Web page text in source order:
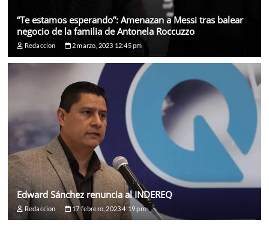
“Te estamos esperando”: Amenazan a Messi tras balear
negocio de la familia de Antonela Roccuzzo
Redaccion 2 marzo, 2023 12:45 pm
Edward Sánchez renuncia al INDEREQ
Redaccion 17 febrero, 2023 4:19 pm